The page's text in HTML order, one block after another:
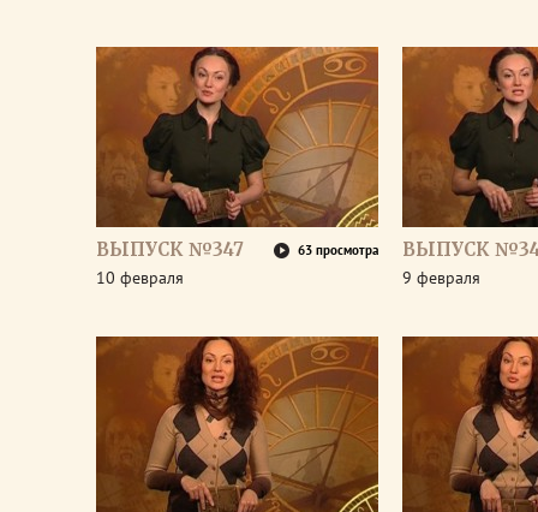
ВЫПУСК №347 63 просмотра
10 февраля
ВЫПУСК
9 февраля